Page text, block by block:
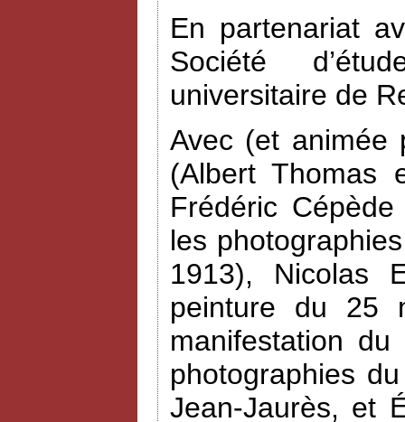
En partenariat
Société
universitaire de
Avec (et animée
(Albert Thomas
Frédéric
les
1913), Nicolas
peinture du 25
manifestation
photographies
Jean-Jaurès, et